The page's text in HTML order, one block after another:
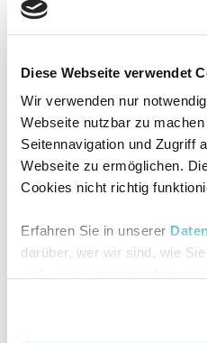
Diese Webseite verwendet
Wir verwenden nur
Webseite nutzbar zu
Seitennavigation und Zugriff
Webseite zu ermöglichen.
Cookies nicht richtig
Erfahren Sie in unserer
darüber, wer wir sind, wie